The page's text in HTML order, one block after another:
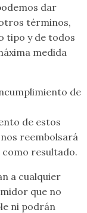
dar
términos,
tipo y de todos
medida
de
de estos
reembolsará
resultado.
a cualquier
que no
ni podrán